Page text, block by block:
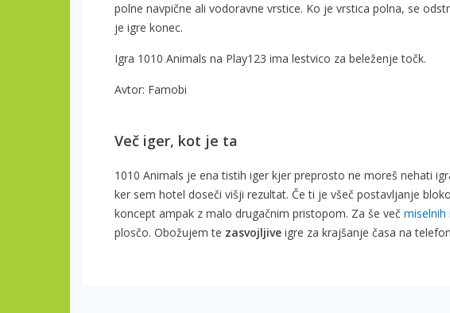
polne navpične ali vodoravne vrstice. Ko je vrstica polna, se
je igre konec.
Igra 1010 Animals na Play123 ima lestvico za beleženje točk.
Avtor: Famobi
Več iger, kot je ta
1010 Animals je ena tistih iger kjer preprosto ne moreš nehati
ker sem hotel doseči višji rezultat. Če ti je všeč postavljanje
koncept ampak z malo drugačnim pristopom. Za še več miselnih
plosčo. Obožujem te zasvojljive igre za krajšanje časa na